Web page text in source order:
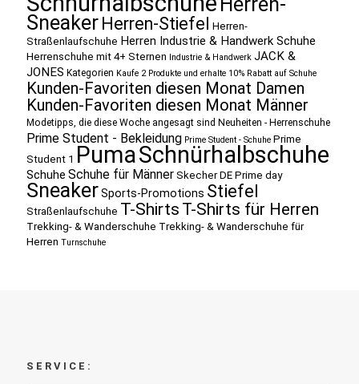
Sneaker Herren-Stiefel
Herren-
Straßenlaufschuhe Herren Industrie & Handwerk Schuhe
Herrenschuhe mit 4+ Sternen Industrie & Handwerk JACK &
JONES Kategorien Kaufe 2 Produkte und erhalte 10% Rabatt auf Schuhe
Kunden-Favoriten diesen Monat Damen
Kunden-Favoriten diesen Monat Männer
Modetipps, die diese Woche angesagt sind Neuheiten - Herrenschuhe
Prime Student - Bekleidung Prime Student - Schuhe Prime
Student 1 PumaSchnürhalbschuhe
Schuhe Schuhe für Männer Skecher DE Prime day
SneakerSports-Promotions Stiefel
Straßenlaufschuhe T-Shirts T-Shirts für Herren
Trekking- & Wanderschuhe Trekking- & Wanderschuhe für
Herren Turnschuhe
SERVICE: